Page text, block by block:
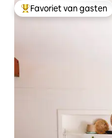
Topfavoriet van gasten
Favoriet van gasten